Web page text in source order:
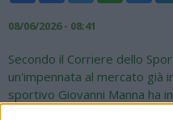
08/06/2026 - 08:41
Secondo il Corriere dello
un'impennata al mercato già
sportivo Giovanni Manna ha